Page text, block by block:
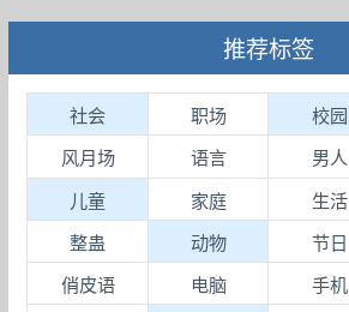
推荐标签
社会 职场 校园
风月场 语言 男人
儿童 家庭 生活
整蛊 动物 节日
俏皮语 电脑 手机